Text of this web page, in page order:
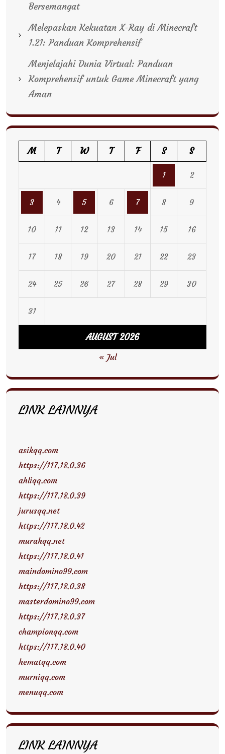
Bersemangat
Melepaskan Kekuatan X-Ray di Minecraft
1.21: Panduan Komprehensif
Menjelajahi Dunia Virtual: Panduan
Komprehensif untuk Game Minecraft yang
Aman
AUGUST 2026
M T W T F S S
1 2
3 4 5 6 7 8 9
10 11 12 13 14 15 16
17 18 19 20 21 22 23
24 25 26 27 28 29 30
31
« Jul
LINK LAINNYA
asikqq.com
https://117.18.0.36
ahliqq.com
https://117.18.0.39
jurusqq.net
https://117.18.0.42
murahqq.net
https://117.18.0.41
maindomino99.com
https://117.18.0.38
masterdomino99.com
https://117.18.0.37
championqq.com
https://117.18.0.40
hematqq.com
murniqq.com
menuqq.com
LINK LAINNYA